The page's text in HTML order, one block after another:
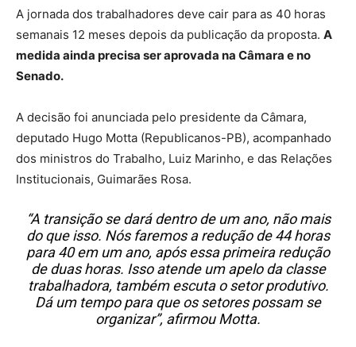
A jornada dos trabalhadores deve cair para as 40 horas
semanais 12 meses depois da publicação da proposta. A
medida ainda precisa ser aprovada na Câmara e no
Senado.
A decisão foi anunciada pelo presidente da Câmara,
deputado Hugo Motta (Republicanos-PB), acompanhado
dos ministros do Trabalho, Luiz Marinho, e das Relações
Institucionais, Guimarães Rosa.
“A transição se dará dentro de um ano, não mais
do que isso. Nós faremos a redução de 44 horas
para 40 em um ano, após essa primeira redução
de duas horas. Isso atende um apelo da classe
trabalhadora, também escuta o setor produtivo.
Dá um tempo para que os setores possam se
organizar”, afirmou Motta.